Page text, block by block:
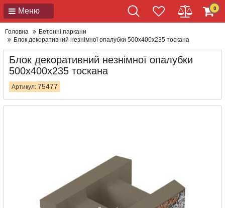
Меню 0
Головна
Бетонні паркани
Блок декоративний незнімної опалубки 500x400x235 тоскана
Блок декоративний незнімної опалубки
500x400x235 тоскана
Артикул: 75477